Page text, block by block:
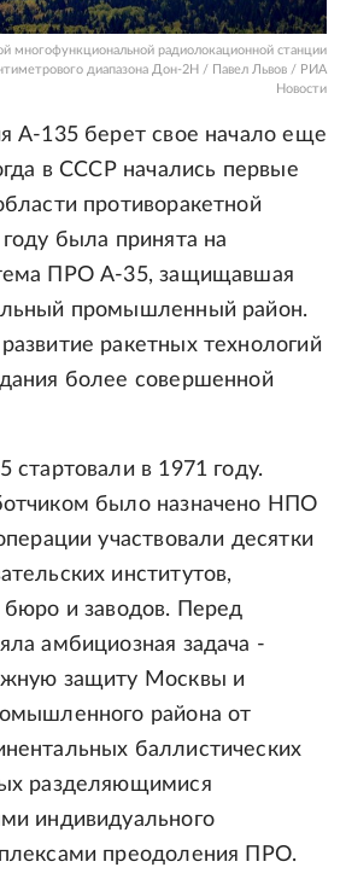
многофункциональной радиолокационной станции
диапазона Дон-2Н / Павел Львов / РИА
Новости
А-135 берет свое начало еще
в СССР начались первые
противоракетной
была принята на
ПРО А-35, защищавшая
промышленный район.
ракетных технологий
более совершенной
стартовали в 1971 году.
было назначено НПО
участвовали десятки
институтов,
бюро и заводов. Перед
амбициозная задача -
защиту Москвы и
района от
баллистических
разделяющимися
индивидуального
преодоления ПРО.